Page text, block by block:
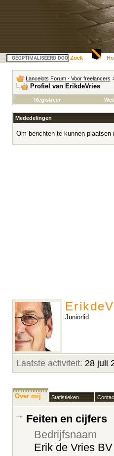
Zoek
Lancelots Forum - Voor freelancers
Profiel van ErikdeVries
Registreer
Mededelingen
Om berichten te kunnen
Juniorlid
Laatste activiteit: 28 juli
Over mij Statistieken
Feiten en cijfers
Bedrijfsnaam
Erik de Vries BV